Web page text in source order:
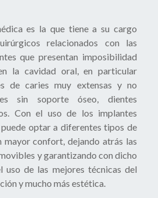
es la que tiene a su cargo
relacionados con las
que presentan imposibilidad
la cavidad oral, en particular
de caries muy extensas y no
sin soporte óseo, dientes
Con el uso de los implantes
optar a diferentes tipos de
mayor confort, dejando atrás las
y garantizando con dicho
de las mejores técnicas del
y mucho más estética.